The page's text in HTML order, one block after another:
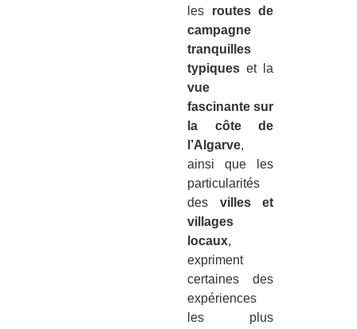
les routes de
campagne
tranquilles
typiques et la
vue
fascinante sur
la côte de
l’Algarve,
ainsi que les
particularités
des villes et
villages
locaux,
expriment
certaines des
expériences
les plus